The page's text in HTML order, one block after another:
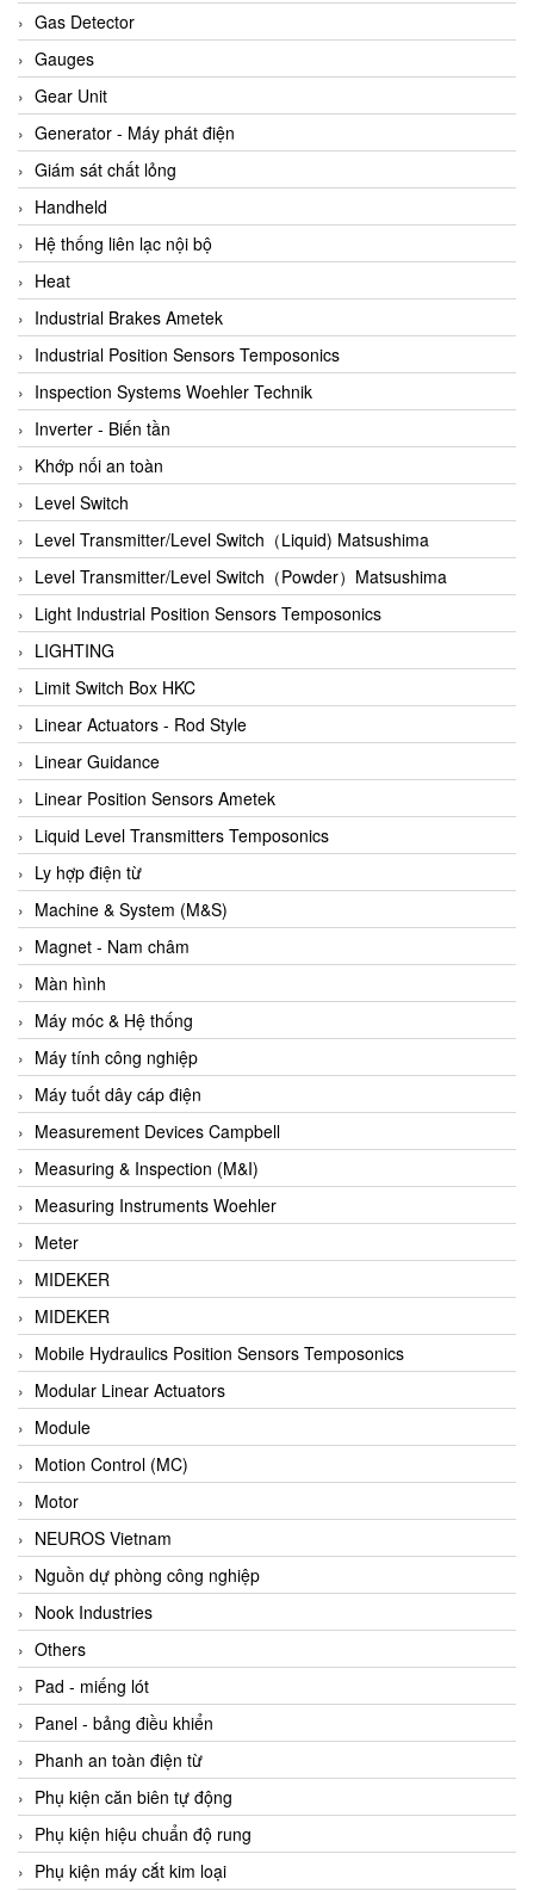
ARCA Regler
Arcos Hydraulik
Ardetem-Sfere-Vietnam
Argal
AS ENERGI
ASCO CO2
Asker
AT2E
ATC Pneumatic
ATEX System
ATI - IA
ATI (Analytical Technology Inc)
Atos
Atrax
Auma
Autec
Auto Flow
Automatic valve
Aventics
Avproglobal
Axiomtek
AZBIL
B&C Electronics
B&R
Babcok wilcox
Baelz Automatic Vietnam
Bahr Modultechnik Vietnam
Balluff
BamBo Vietnam
Barel Vietnam
Barksdale
Bartec
Basco
Baumer
Baumuller Vietnam
Baykee
BBC Bircher Smart Access
BCS ITALY
BEA SENSORS
Beacon Extender
Beckhoff
Bedook
Bei Sensor
Beijer
Beinlich-pumps
Beka
BEKO
Belimo
Benetech Vietnam
Bently Nevada
Bentone Vietnam
Gas Detector
Gauges
Gear Unit
Generator - Máy phát điện
Giám sát chất lỏng
Handheld
Hệ thống liên lạc nội bộ
Heat
Industrial Brakes Ametek
Industrial Position Sensors Temposonics
Inspection Systems Woehler Technik
Inverter - Biến tần
Khớp nối an toàn
Level Switch
Level Transmitter/Level Switch（Liquid) Matsushima
Level Transmitter/Level Switch（Powder）Matsushima
Light Industrial Position Sensors Temposonics
LIGHTING
Limit Switch Box HKC
Linear Actuators - Rod Style
Linear Guidance
Linear Position Sensors Ametek
Liquid Level Transmitters Temposonics
Ly hợp điện từ
Machine & System (M&S)
Magnet - Nam châm
Màn hình
Máy móc & Hệ thống
Máy tính công nghiệp
Máy tuốt dây cáp điện
Measurement Devices Campbell
Measuring & Inspection (M&I)
Measuring Instruments Woehler
Meter
MIDEKER
MIDEKER
Mobile Hydraulics Position Sensors Temposonics
Modular Linear Actuators
Module
Motion Control (MC)
Motor
NEUROS Vietnam
Nguồn dự phòng công nghiệp
Nook Industries
Others
Pad - miếng lót
Panel - bảng điều khiển
Phanh an toàn điện từ
Phụ kiện căn biên tự động
Phụ kiện hiệu chuẩn độ rung
Phụ kiện máy cắt kim loại